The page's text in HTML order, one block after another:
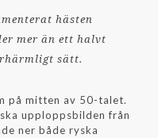
hästen
mer än ett halvt
sätt.
på mitten av 50-talet.
upploppsbilden från
ner både ryska